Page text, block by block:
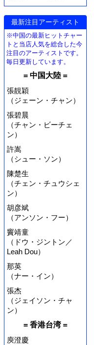
最新注目アーティスト
※中国の最新ヒットチャー
トと当店人気を総合した今
注目のアーティストです。
毎日更新しています。
= 中国大陸 =
張靚穎
（ジェーン・チャン）
張碧晨
（チャン・ビーチェ
ン）
許嵩
（シュー・ソン）
陳楚生
（チェン・チュウシェ
ン）
胡彦斌
（アンソン・フー）
竇靖童
（ドウ・ジントン／
Leah Dou）
那英
（ナー・イン）
張杰
（ジェイソン・チャ
ン）
= 香港台湾 =
庾澄慶